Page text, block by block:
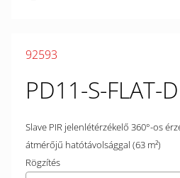
92593
PD11-S-FLAT-
Slave PIR jelenlétérzékelő 360°-os
átmérőjű hatótávolsággal (63 m²)
Rögzítés